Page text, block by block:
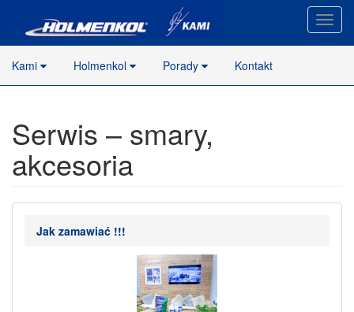
strony
Kami
Holmenkol Porady Kontakt
Serwis – smary,
akcesoria
Jak zamawiać !!!